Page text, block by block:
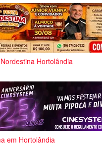
Hortolândia
em Hortolândia